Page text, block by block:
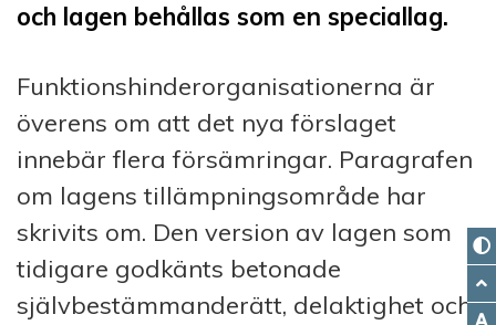
och lagen behållas som en speciallag.
Funktionshinderorganisationerna är
överens om att det nya förslaget
innebär flera försämringar. Paragrafen
om lagens tillämpningsområde har
skrivits om. Den version av lagen som
tidigare godkänts betonade
självbestämmanderätt, delaktighet och